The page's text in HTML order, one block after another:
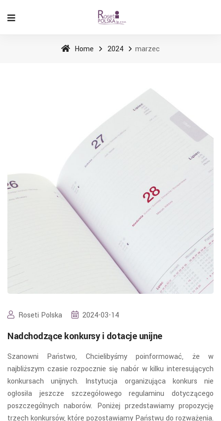
Home 2024 marzec
Roseti Polska 2024-03-14
Nadchodzące konkursy i dotacje unijne
Szanowni Państwo, Chcielibyśmy poinformować, że w
najbliższym czasie rozpocznie się nabór w kilku interesujących
konkursach unijnych. Instytucja organizująca konkurs nie
ogłosiła jeszcze szczegółowego regulaminu dotyczącego
poszczególnych naborów. Poniżej przedstawiamy propozycję
trzech konkursów, które pozostawiamy Państwu do rozważenia.